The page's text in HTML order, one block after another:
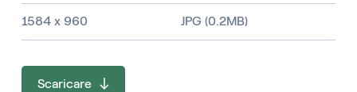
Dimensioni dell'immagine e tipo di file
1584 x 960 JPG (0.2MB)
Scaricare